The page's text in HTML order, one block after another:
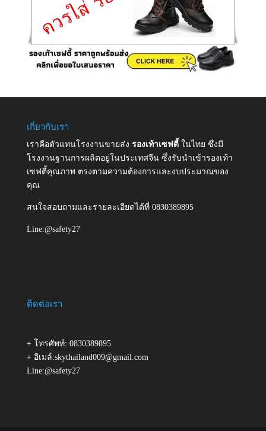
เกี่ยวกับเรา
เราคือตัวแทนโรงงานขายส่ง รองเท้าเซฟตี้ ในไทย ซึ่งมี
โรงงานฐานการผลิตอยู่ในประเทศจีน ซึ่งรับนำเข้ารองเท้า
เซฟตี้คุณภาพ ตรงตามความต้องการและงบประมาณของ
คุณ
สนใจสอบถามและรายละเอียดได้ที่ 0830389895
Line:@safety27
ติดต่อเรา
+ โทรศัพท์: 0830389895
+ อีเมล์:skythailand009@gmail.com
Line:@safety27